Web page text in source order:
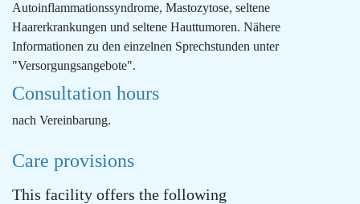
Autoinflammationssyndrome, Mastozytose, seltene
Haarerkrankungen und seltene Hauttumoren. Nähere
Informationen zu den einzelnen Sprechstunden unter
"Versorgungsangebote".
Consultation hours
nach Vereinbarung.
Care provisions
This facility offers the following